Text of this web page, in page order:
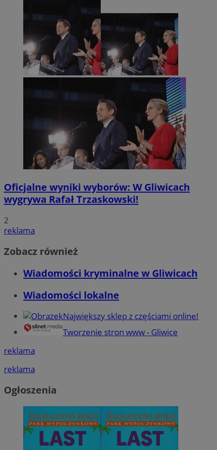
Oficjalne wyniki wyborów: W Gliwicach
wygrywa Rafał Trzaskowski!
2
reklama
Zobacz również
Wiadomości kryminalne w Gliwicach
Wiadomości lokalne
Największy sklep z częściami online!
Tworzenie stron www - Gliwice
reklama
reklama
Ogłoszenia